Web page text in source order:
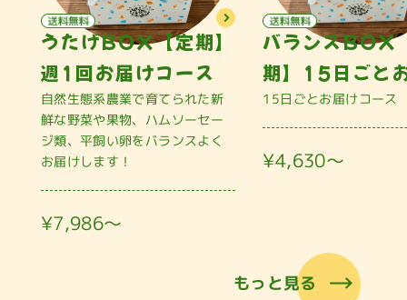
うたげBOX【定期】
週1回お届けコース
自然生態系農業で育てられた新
鮮な野菜や果物、ハムソーセー
ジ類、平飼い卵をバランスよく
お届けします！
¥7,986〜
バランスBOX
期】15日ごと
15日ごとお届けコース
¥4,630〜
もっと見る